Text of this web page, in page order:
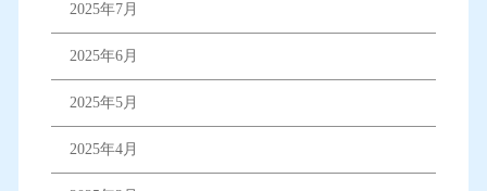
2025年7月
2025年6月
2025年5月
2025年4月